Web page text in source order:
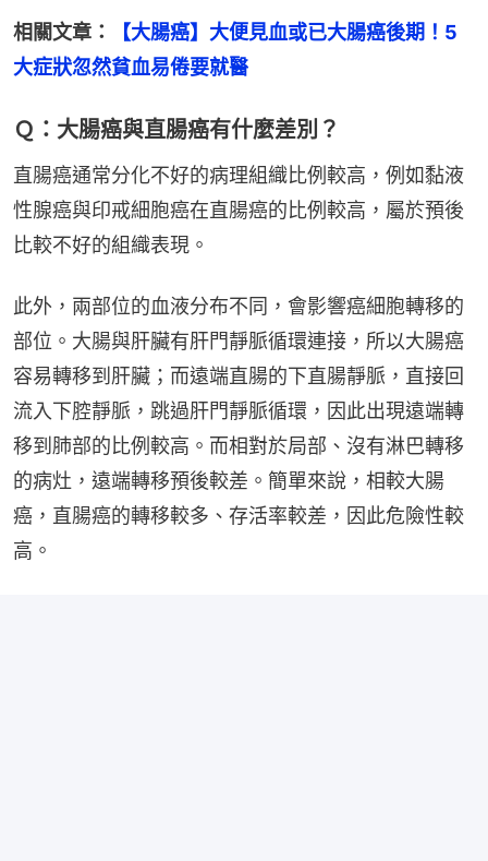
相關文章：
【大腸癌】大便見血或已大腸癌後期！5
大症狀忽然貧血易倦要就醫
Ｑ：大腸癌與直腸癌有什麼差別？
直腸癌通常分化不好的病理組織比例較高，例如黏液
性腺癌與印戒細胞癌在直腸癌的比例較高，屬於預後
比較不好的組織表現。
此外，兩部位的血液分布不同，會影響癌細胞轉移的
部位。大腸與肝臟有肝門靜脈循環連接，所以大腸癌
容易轉移到肝臟；而遠端直腸的下直腸靜脈，直接回
流入下腔靜脈，跳過肝門靜脈循環，因此出現遠端轉
移到肺部的比例較高。而相對於局部、沒有淋巴轉移
的病灶，遠端轉移預後較差。簡單來說，相較大腸
癌，直腸癌的轉移較多、存活率較差，因此危險性較
高。